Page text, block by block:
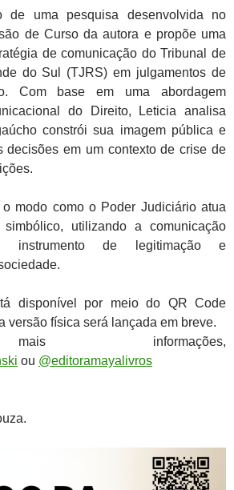
de uma pesquisa desenvolvida no
de Curso da autora e propõe uma
de comunicação do Tribunal de
do Sul (TJRS) em julgamentos de
Com base em uma abordagem
do Direito, Leticia analisa
constrói sua imagem pública e
decisões em um contexto de crise de
modo como o Poder Judiciário atua
utilizando a comunicação
instrumento de legitimação e
disponível por meio do QR Code
versão física será lançada em breve.
informações,
ou @editoramayalivros